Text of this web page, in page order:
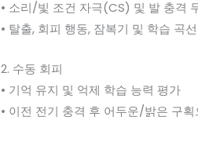
• 소리/빛 조건 자극(CS) 및 발 충격
• 탈출, 회피 행동, 잠복기 및 학습 곡
2. 수동 회피
• 기억 유지 및 억제 학습 능력 평가
• 이전 전기 충격 후 어두운/밝은 구